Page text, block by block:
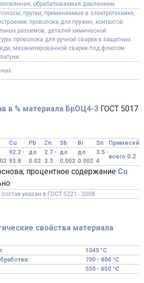
оловянная, обрабатываемая давлением
прутки, применяемые в электротехнике,
проволока для пружин, контактов
разъемов, деталей химической
проволока для ручной сварки в защитных
механизированной сварки под флюсом
в % материала БрОЦ4-3 ГОСТ 5017
Cu Pb Zn Sb Bi Sn
Примесей
92.2 -
93.8
до
0.02
2.7 -
3.3
до
0.002
до
0.002
3.5 -
4
всего 0.2
процентное содержание Cu
указан в ГОСТ 5221 - 2008
свойства материала
1045 °C
700 - 800 °C
550 - 650 °C